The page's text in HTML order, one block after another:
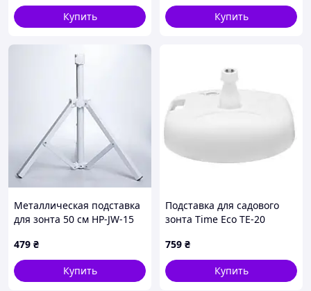
Купить Купить
Металлическая подставка
для зонта 50 см HP-JW-15
479 ₴
Купить
Подставка для садового
зонта Time Eco ТЕ-20
759 ₴
Купить